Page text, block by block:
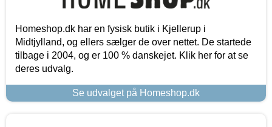
Homeshop.dk har en fysisk butik i Kjellerup i
Midtjylland, og ellers sælger de over nettet. De startede
tilbage i 2004, og er 100 % danskejet. Klik her for at se
deres udvalg.
Se udvalget på Homeshop.dk